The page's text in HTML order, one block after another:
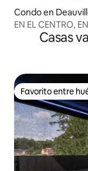
Condo en
EN EL CENTRO,
HABITACIONES
Casas
Favorito entre
Favorito entre